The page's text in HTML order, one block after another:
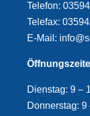
Telefon:
Telefax:
E-Mail:
Dienstag: 9 –
Donnerstag: